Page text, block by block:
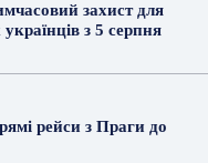
захист для
з 5 серпня
рейси з Праги до